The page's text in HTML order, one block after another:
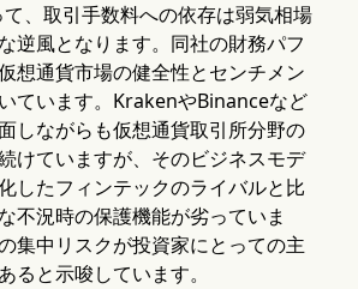
、取引手数料への依存は弱気相場
逆風となります。同社の財務パフ
想通貨市場の健全性とセンチメン
ています。KrakenやBinanceなど
しながらも仮想通貨取引所分野の
けていますが、そのビジネスモデ
したフィンテックのライバルと比
不況時の保護機能が劣っていま
集中リスクが投資家にとっての主
ると示唆しています。